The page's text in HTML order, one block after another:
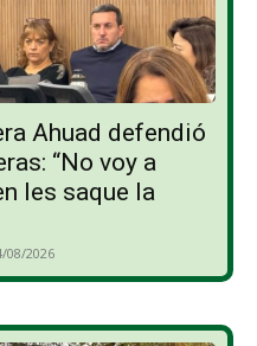
Ahuad defendió
“No voy a
les saque la
08/2026